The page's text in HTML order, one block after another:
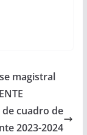
magistral
cuadro de
2023-2024